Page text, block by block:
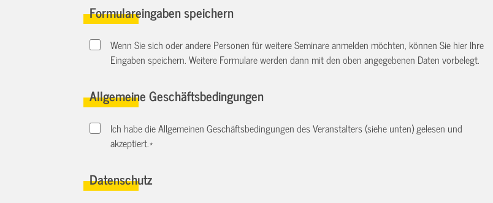
Formulareingaben speichern
Wenn Sie sich oder andere Personen für weitere Seminare anmelden möchten, können Sie hier Ihre
Eingaben speichern. Weitere Formulare werden dann mit den oben angegebenen Daten vorbelegt.
Allgemeine Geschäftsbedingungen
Ich habe die Allgemeinen Geschäftsbedingungen des Veranstalters (siehe unten) gelesen und
akzeptiert.*
Datenschutz